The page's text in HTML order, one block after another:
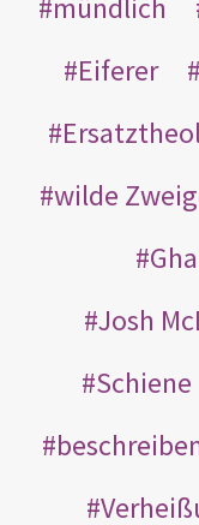
Eiferer
wilde
Josh
Schiene